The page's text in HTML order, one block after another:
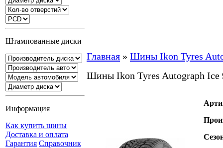
Штампованные диски
Информация
Как купить шины
Доставка и оплата
Гарантия Справочник
Главная » Шины Ikon Tyres
Шины Ikon Tyres Autograph Ice